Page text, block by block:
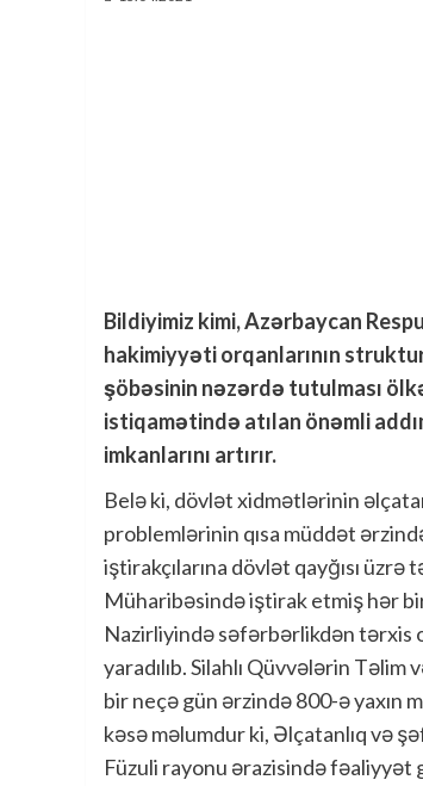
Bildiyimiz kimi, Azərbaycan
hakimiyyəti orqanlarının
şöbəsinin nəzərdə tutulması
istiqamətində atılan önəmli
imkanlarını artırır.
Belə ki, dövlət xidmətlərinin
problemlərinin qısa müddət
iştirakçılarına dövlət qayğısı
Müharibəsində iştirak etmiş hər
Nazirliyində səfərbərlikdən tərxis
yaradılıb. Silahlı Qüvvələrin
bir neçə gün ərzində 800-ə yaxın
kəsə məlumdur ki, Əlçatanlıq və
Füzuli rayonu ərazisində fəaliyyət